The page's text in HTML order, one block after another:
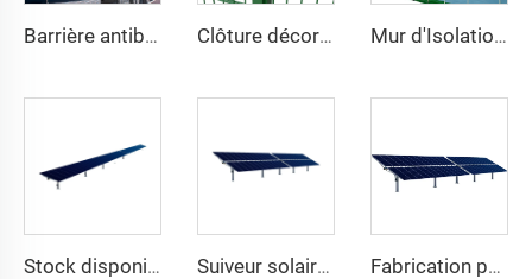
Barrière antibruit à persiennes Clôture décorative en treillis métallique soudé haute sécurité, revêtement en vinyle vert, double fil 868, maille 2D pour jardin Mur d'Isolation Acoustique Lourd pour Chantiers Extérieurs Temporaire de Réduction du Bruit
Stock disponible du fabricant système de montage de suivi de panneau solaire lourd à un axe structure en acier avec service de découpe Suiveur solaire à un axe de haute qualité montage facile module plat double verre système solaire 10kW excellent rapport qualité-prix en acier Fabrication professionnelle nouvelle tendance kit de suiveur solaire 1MW à un axe lourd en acier système de suivi solaire uniaxial découpe sur mesure